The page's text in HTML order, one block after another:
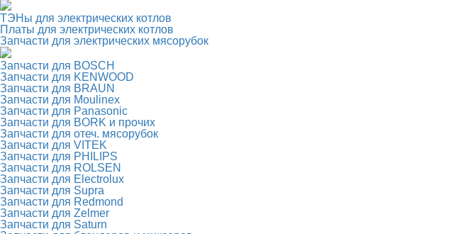
ТЭНы для электрических котлов
Платы для электрических котлов
Запчасти для электрических мясорубок
Запчасти для BOSCH
Запчасти для KENWOOD
Запчасти для BRAUN
Запчасти для Moulinex
Запчасти для Panasonic
Запчасти для BORK и прочих
Запчасти для отеч. мясорубок
Запчасти для VITEK
Запчасти для PHILIPS
Запчасти для ROLSEN
Запчасти для Electrolux
Запчасти для Supra
Запчасти для Redmond
Запчасти для Zelmer
Запчасти для Saturn